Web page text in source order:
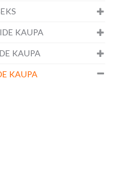
KAUPA
KAUPA
KAUPA